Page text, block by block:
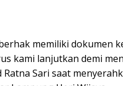
memiliki dokumen
kami lanjutkan demi
Sari saat